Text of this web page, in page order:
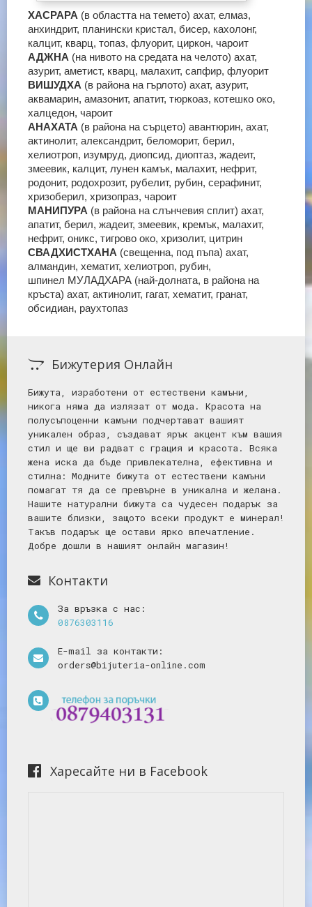
ХАСРАРА (в областта на темето) ахат, елмаз,
анхиндрит, планински кристал, бисер, кахолонг,
калцит, кварц, топаз, флуорит, циркон, чароит
АДЖНА (на нивото на средата на челото) ахат,
азурит, аметист, кварц, малахит, сапфир, флуорит
ВИШУДХА (в района на гърлото) ахат, азурит,
аквамарин, амазонит, апатит, тюркоаз, котешко око,
халцедон, чароит
АНАХАТА (в района на сърцето) авантюрин, ахат,
актинолит, александрит, беломорит, берил,
хелиотроп, изумруд, диопсид, диоптаз, жадеит,
змеевик, калцит, лунен камък, малахит, нефрит,
родонит, родохрозит, рубелит, рубин, серафинит,
хризоберил, хризопраз, чароит
МАНИПУРА (в района на слънчевия сплит) ахат,
апатит, берил, жадеит, змеевик, кремък, малахит,
нефрит, оникс, тигрово око, хризолит, цитрин
СВАДХИСТХАНА (свещенна, под пъпа) ахат,
алмандин, хематит, хелиотроп, рубин,
шпинел МУЛАДХАРА (най-долната, в района на
кръста) ахат, актинолит, гагат, хематит, гранат,
обсидиан, раухтопаз
Бижутерия Онлайн
Бижута, изработени от естествени камъни,
никога няма да излязат от мода. Красота на
полусъпоценни камъни подчертават вашият
уникален образ, създават ярък акцент към вашия
стил и ще ви радват с грация и красота. Всяка
жена иска да бъде привлекателна, ефективна и
стилна: Mодните бижута от естествени камъни
помагат тя да се превърне в уникална и желана.
Нашите натурални бижута са чудесен подарък за
вашите близки, защото всеки продукт е минерал!
Такъв подарък ще остави ярко впечатление.
Добре дошли в нашият онлайн магазин!
Контакти
За връзка с нас:
0876303116
E-mail за контакти:
orders@bijuteria-online.com
Харесайте ни в Facebook